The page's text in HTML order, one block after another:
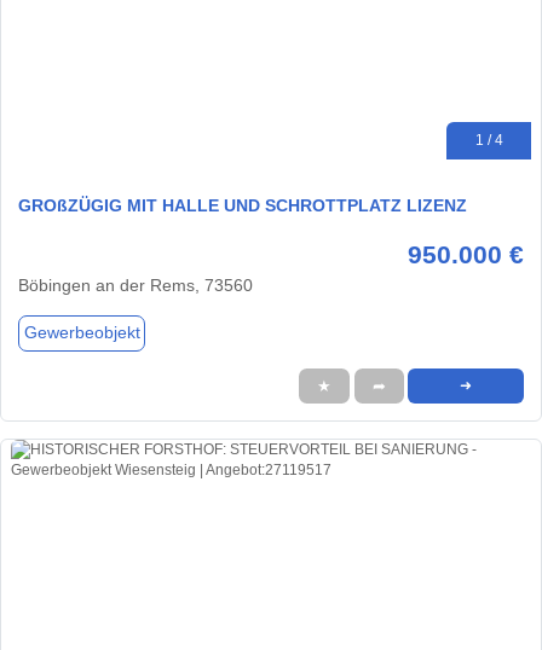
1 / 4
GROßZÜGIG MIT HALLE UND SCHROTTPLATZ LIZENZ
950.000 €
Böbingen an der Rems, 73560
Gewerbeobjekt
★ ➦ ➜